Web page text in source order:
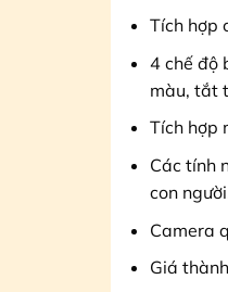
Tích hợp
4 chế độ
màu, tắt
Tích hợp
Các tính
con
Camera
Giá